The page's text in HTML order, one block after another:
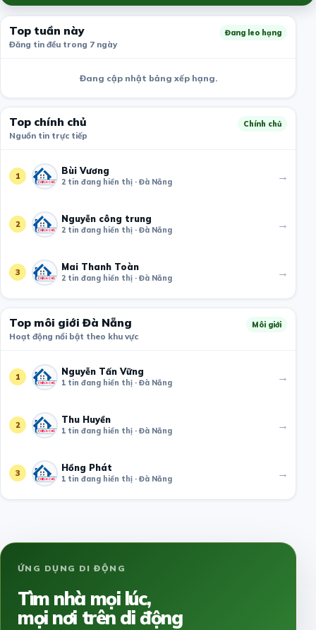
Top tuần này
Đăng tin đều trong 7 ngày
Đang leo hạng
Đang cập nhật bảng xếp hạng.
Top chính chủ
Nguồn tin trực tiếp
Chính chủ
1 Bùi Vương
2 tin đang hiển thị · Đà Nẵng →
2 Nguyễn công trung
2 tin đang hiển thị · Đà Nẵng →
3 Mai Thanh Toàn
2 tin đang hiển thị · Đà Nẵng →
Top môi giới Đà Nẵng
Hoạt động nổi bật theo khu vực
Môi giới
1 Nguyễn Tấn Vững
1 tin đang hiển thị · Đà Nẵng →
2 Thu Huyền
1 tin đang hiển thị · Đà Nẵng →
3 Hồng Phát
1 tin đang hiển thị · Đà Nẵng →
ỨNG DỤNG DI ĐỘNG
Tìm nhà mọi lúc,
mọi nơi trên di động